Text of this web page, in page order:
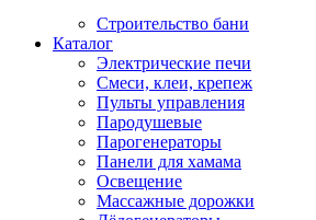
Строительство бани
Каталог
Электрические печи
Смеси, клеи, крепеж
Пульты управления
Пародушевые
Парогенераторы
Панели для хамама
Освещение
Массажные дорожки